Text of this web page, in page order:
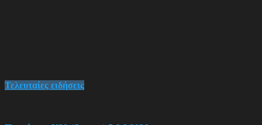
Τελευταίες ειδήσεις